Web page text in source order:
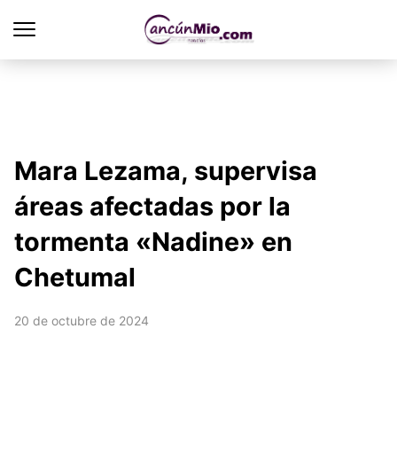
Mara Lezama, supervisa
áreas afectadas por la
tormenta «Nadine» en
Chetumal
20 de octubre de 2024